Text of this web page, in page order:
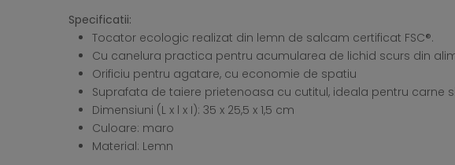
Specificatii:
Tocator ecologic realizat din lemn de salcam certificat FSC®.
Cu canelura practica pentru acumularea de lichid scurs din
Orificiu pentru agatare, cu economie de spatiu
Suprafata de taiere prietenoasa cu cutitul, ideala pentru carne
Dimensiuni (L x l x I): 35 x 25,5 x 1,5 cm
Culoare: maro
Material: Lemn